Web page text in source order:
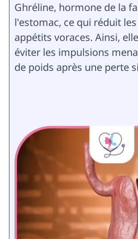
Ghréline, hormone de la
l'estomac, ce qui réduit
appétits voraces. Ainsi,
éviter les impulsions
de poids après une perte